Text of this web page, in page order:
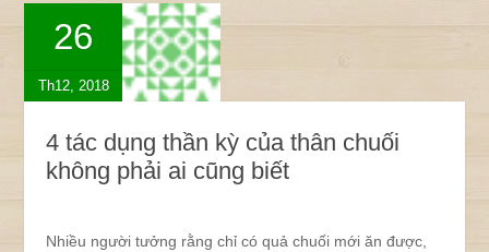
26
Th12, 2018
4 tác dụng thần kỳ của thân chuối
không phải ai cũng biết
Nhiều người tưởng rằng chỉ có quả chuối mới ăn được,